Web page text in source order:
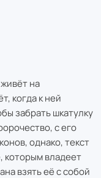
на
когда к ней
забрать шкатулку
с его
однако, текст
которым владеет
взять её с собой